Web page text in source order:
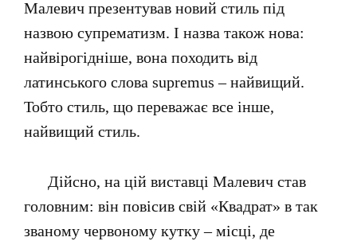
Малевич презентував новий стиль під
назвою супрематизм. І назва також нова:
найвірогідніше, вона походить від
латинського слова supremus – найвищий.
Тобто стиль, що переважає все інше,
найвищий стиль.
Дійсно, на цій виставці Малевич став
головним: він повісив свій «Квадрат» в так
званому червоному кутку – місці, де